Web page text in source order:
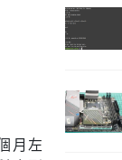
月左